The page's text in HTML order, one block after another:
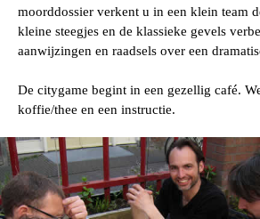
moorddossier verkent u in een klein team
kleine steegjes en de klassieke gevels
aanwijzingen en raadsels over een
De citygame begint in een gezellig café.
koffie/thee en een instructie.